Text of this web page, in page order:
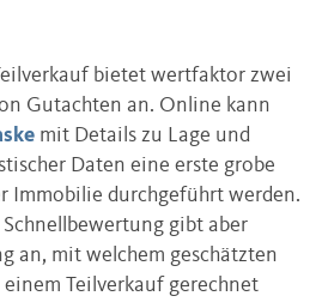
bietet wertfaktor zwei
Gutachten an. Online kann
mit Details zu Lage und
Daten eine erste grobe
Immobilie durchgeführt werden.
gibt aber
an, mit welchem geschätzten
Teilverkauf gerechnet